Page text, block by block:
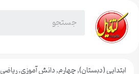
ابتدایی (دبستان),چهارم,دانش آموزی,ریاضی